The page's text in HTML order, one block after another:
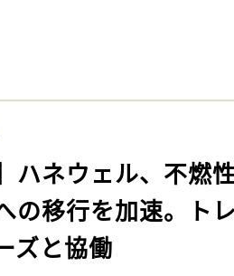
ハネウェル、不燃
の移行を加速。ト
ズと協働